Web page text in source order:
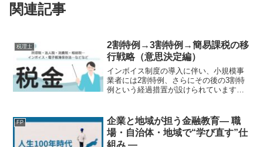
関連記事
税理士
2割特例→3割特例→簡易課税の移
行戦略（意思決定編）
インボイス制度の導入に伴い、小規模事
業者には2割特例、さらにその後の3割特
例という経過措置が設けられています。
易課税への移行が不可避となります。本
稿では、この移行プロセ...
FP
企業と地域が担う金融教育― 職
場・自治体・地域で“学び直す”仕
組み ―